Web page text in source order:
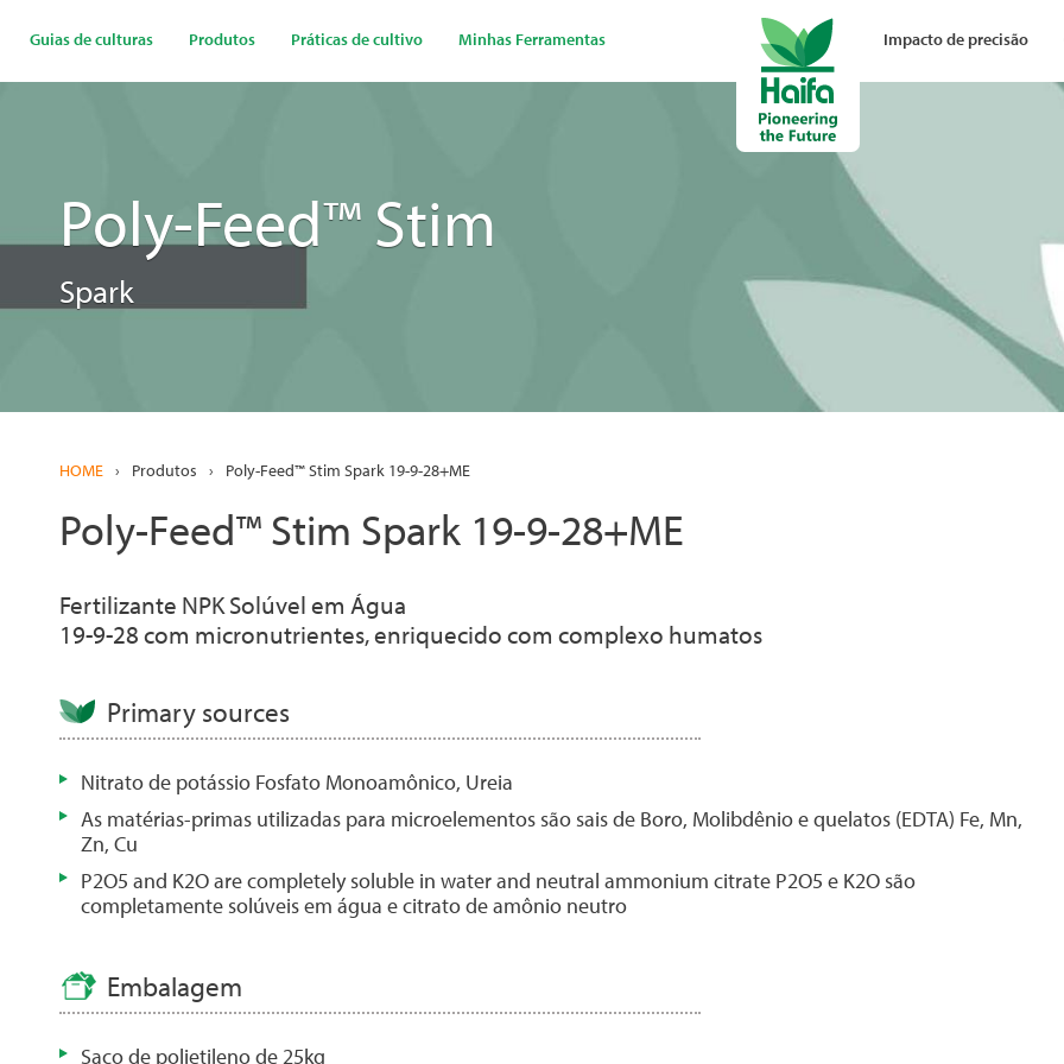
para
conteúdo
Guias de culturas Produtos Práticas de cultivo Minhas Ferramentas Impacto de precisão
Poly-Feed™ Stim
Spark
HOME › Produtos › Poly-Feed™ Stim Spark 19-9-28+ME
Poly-Feed™ Stim Spark 19-9-28+ME
Fertilizante NPK Solúvel em Água
19-9-28 com micronutrientes, enriquecido com complexo humatos
Primary sources
Nitrato de potássio Fosfato Monoamônico, Ureia
As matérias-primas utilizadas para microelementos são sais de Boro, Molibdênio e quelatos (EDTA) Fe, Mn,
Zn, Cu
P2O5 and K2O are completely soluble in water and neutral ammonium citrate P2O5 e K2O são
completamente solúveis em água e citrato de amônio neutro
Embalagem
Saco de polietileno de 25kg